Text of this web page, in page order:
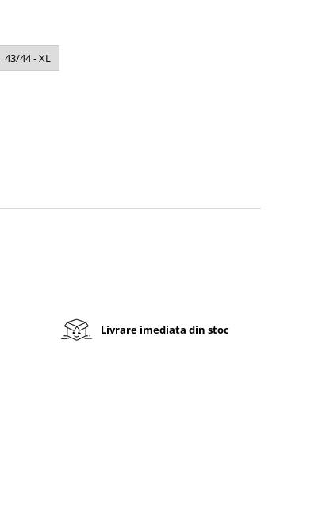
43/44 - XL
Livrare imediata din stoc